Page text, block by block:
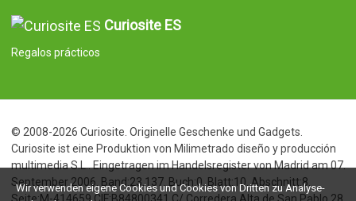
Curiosite ES
Regalos prácticos
© 2008-2026 Curiosite. Originelle Geschenke und Gadgets.
Curiosite ist eine Produktion von Milimetrado diseño y producción
multimedia S.L.. Eingetragen im Handelsregister von Madrid am 07.
September 2006. Band:23.137. Buch:0. Blatt:10. Abschnitt:8.
Wir verwenden eigene Cookies und Cookies von Dritten zu Analyse-